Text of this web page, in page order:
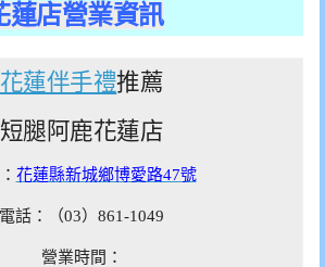
蓮店營業資訊
花蓮伴手禮推薦
短腿阿鹿花蓮店
花蓮縣新城鄉博愛路47號
電話：（03）861-1049
營業時間：